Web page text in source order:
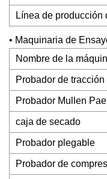
Línea de producción
• Maquinaria de
Nombre de la
Probador de tracción
Probador Mullen
caja de secado
Probador plegable
Probador de